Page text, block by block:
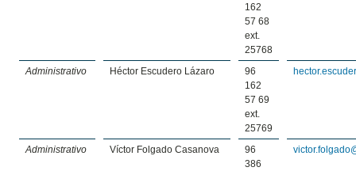
162
57 68
ext.
25768
Administrativo Héctor Escudero Lázaro
96
162
57 69
ext.
25769
Administrativo Víctor Folgado Casanova
96
386